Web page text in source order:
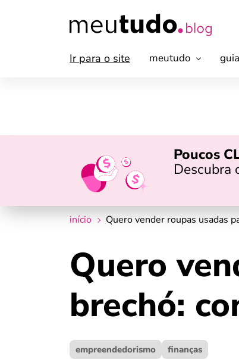
Ir para o site meutudo
Poucos
Descubra
início Quero vender roupas usadas
Quero
brechó​:
empreendedorismo finanças